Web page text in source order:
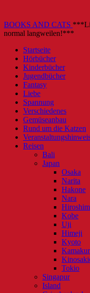
BOOKS AND CATS
normal langweilen!***
Startseite
Hörbücher
Kinderbücher
Jugendbücher
Fantasy
Liebe
Spannung
Verschiedenes
Gemüseanbau
Rund um die Katzen
Reisen
Bali
Japan
Osaka
Narita
Hakone
Nara
Kobe
Uji
Himeji
Kyoto
Tokio
Singapur
Island